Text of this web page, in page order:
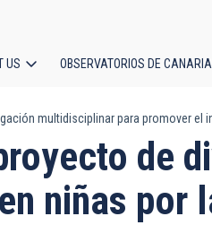
US OBSERVATORIOS DE
multidisciplinar para promover
de
niñas